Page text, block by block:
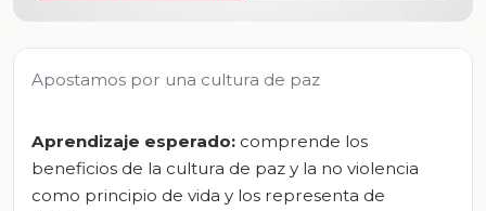
Apostamos por una cultura de paz
Aprendizaje esperado: comprende los
beneficios de la cultura de paz y la no violencia
como principio de vida y los representa de